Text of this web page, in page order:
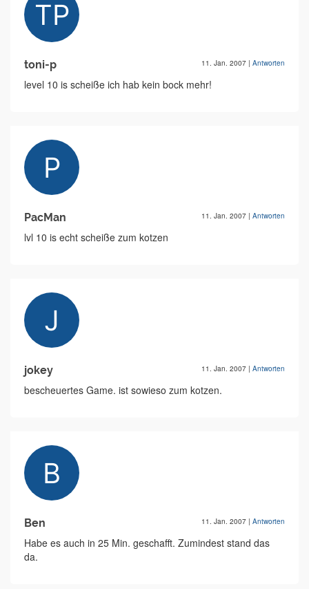
toni-p 11. Jan. 2007 | Antworten
level 10 is scheiße ich hab kein bock mehr!
PacMan 11. Jan. 2007 | Antworten
lvl 10 is echt scheiße zum kotzen
jokey 11. Jan. 2007 | Antworten
bescheuertes Game. ist sowieso zum kotzen.
Ben 11. Jan. 2007 | Antworten
Habe es auch in 25 Min. geschafft. Zumindest stand das
da.